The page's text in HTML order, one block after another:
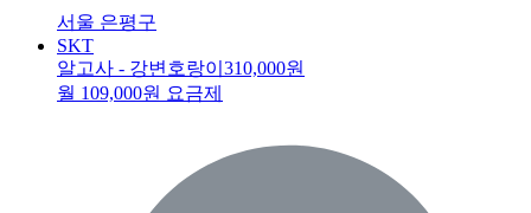
서울 은평구
SKT
알고사 - 강변호랑이 310,000원
월 109,000원 요금제